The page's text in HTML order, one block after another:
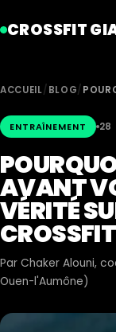
CROSSFIT
ACCUEIL/ BLOG/
ENTRAÎNEMENT 28
AVANT
VÉRITÉ
CROSSFIT
Par Chaker Alouni,
Ouen-l'Aumône)